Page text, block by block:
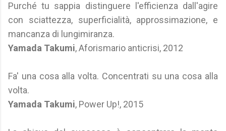
Purché tu sappia distinguere l'efficienza dall'agire
con sciattezza, superficialità, approssimazione, e
mancanza di lungimiranza.
Yamada Takumi, Aforismario anticrisi, 2012
Fa' una cosa alla volta. Concentrati su una cosa alla
volta.
Yamada Takumi, Power Up!, 2015